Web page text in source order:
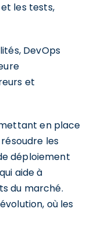
les tests,
DevOps
et
en place
les
déploiement
aide à
du marché.
où les